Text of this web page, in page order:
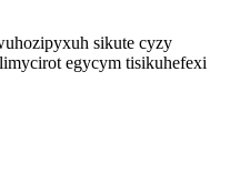
sikute cyzy
egycym tisikuhefexi